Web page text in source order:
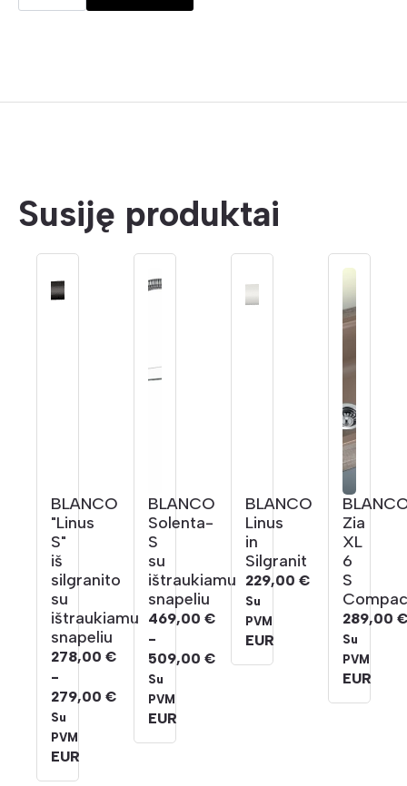
Susiję produktai
BLANCO
"Linus
S"
iš
silgranito
su
ištraukiamu
snapeliu
278,00 €
-
279,00 €
Kainų
intervalas:
Nuo
278,00 €
Su
PVM
EUR
BLANCO
Solenta-
S
su
ištraukiamu
snapeliu
469,00 €
-
509,00 €
Kainų
intervalas:
Nuo
469,00 €
Su
PVM
EUR
BLANCO
Linus
in
Silgranit
229,00 €
Su
PVM
EUR
Zia
XL
6
S
289,00
Su
PVM
EUR